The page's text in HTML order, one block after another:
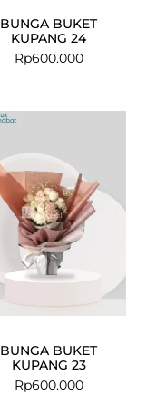
BUNGA BUKET
KUPANG 24
Rp600.000
BUNGA BUKET
KUPANG 23
Rp600.000